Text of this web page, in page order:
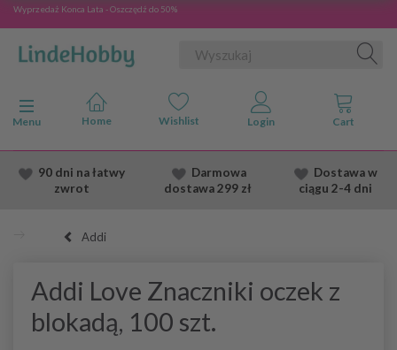
Wyprzedaż Konca Lata - Oszczędź do 50%
Przełącz nawigację
Menu
90 dni na łatwy
zwrot
Darmowa
dostawa299 zł
Dostawaw
ciągu 2-4 dni
Addi
Addi Love Znaczniki oczek z
blokadą, 100 szt.